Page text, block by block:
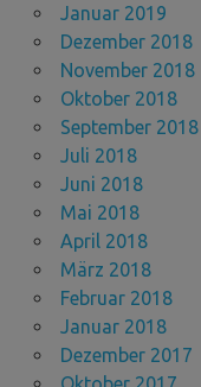
Januar 2019
Dezember 2018
November 2018
Oktober 2018
September 2018
Juli 2018
Juni 2018
Mai 2018
April 2018
März 2018
Februar 2018
Januar 2018
Dezember 2017